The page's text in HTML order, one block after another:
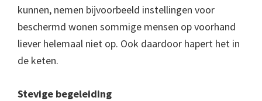
kunnen, nemen bijvoorbeeld instellingen voor
beschermd wonen sommige mensen op voorhand
liever helemaal niet op. Ook daardoor hapert het in
de keten.
Stevige begeleiding